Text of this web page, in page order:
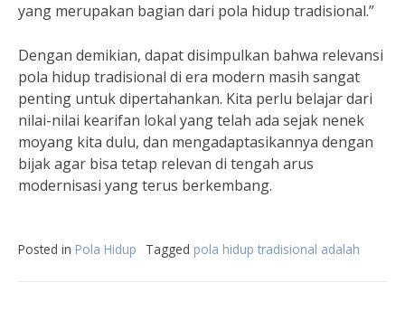
yang merupakan bagian dari pola hidup tradisional.”
Dengan demikian, dapat disimpulkan bahwa relevansi
pola hidup tradisional di era modern masih sangat
penting untuk dipertahankan. Kita perlu belajar dari
nilai-nilai kearifan lokal yang telah ada sejak nenek
moyang kita dulu, dan mengadaptasikannya dengan
bijak agar bisa tetap relevan di tengah arus
modernisasi yang terus berkembang.
Posted in Pola Hidup Tagged pola hidup tradisional adalah